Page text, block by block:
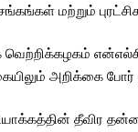
மற்றும்
என்எல்சி
அறிக்கை
தீவிர